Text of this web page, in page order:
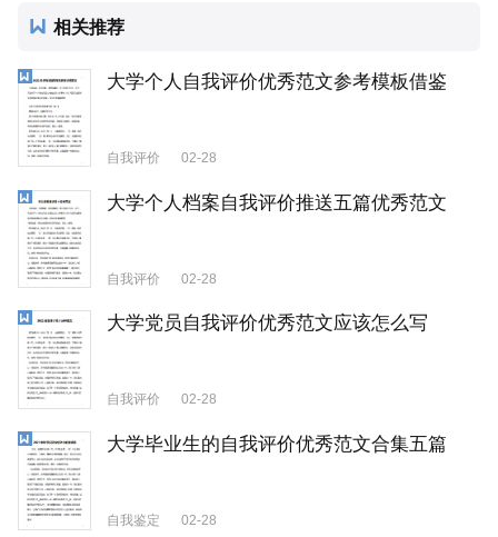
相关推荐
大学个人自我评价优秀范文参考模板借鉴
自我评价 02-28
大学个人档案自我评价推送五篇优秀范文
自我评价 02-28
大学党员自我评价优秀范文应该怎么写
自我评价 02-28
大学毕业生的自我评价优秀范文合集五篇
自我鉴定 02-28